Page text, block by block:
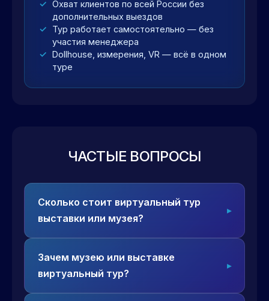
Охват клиентов по всей России без
дополнительных выездов
Тур работает самостоятельно — без
участия менеджера
Dollhouse, измерения, VR — всё в одном
туре
ЧАСТЫЕ ВОПРОСЫ
Сколько стоит виртуальный тур
выставки или музея?
Зачем музею или выставке
виртуальный тур?